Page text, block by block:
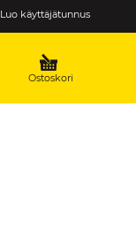
Luo käyttäjätunnus
Ostoskori